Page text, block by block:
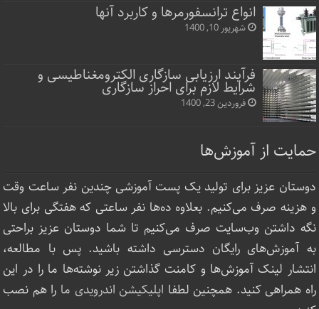
انواع ترانسفورمرها و کاربرد آنها
شهریور 10, 1400
فرآیند ارزیابی سازگاری الکترومغناطیسی و
شرایط لازم برای احراز سازگاری
فروردین 23, 1400
حمایت از آموزش‌ها
دوستان عزیز برای تولید یک پست آموزشی چندین نفر ساعت‌ وقت
و هزینه صرف می‌کنیم. بعلاوه ده‌ها نفر ساعتی که هفتگی برای بالا
نگه داشتن وب‌سایت صرف ‌می‌کنیم تا شما دوستان عزیز براحتی
به آموزش‌های رایگان دسترسی داشته باشید. پس با مطالعه،
انتشار لینک‌ آموزش‌ها و کامنت گذاشتن زیر نوشته‌‌ها ما را در این
راه همراهی کنید. همچنین لطفا اپلیکیشن اندرویدی ما را هم نصب